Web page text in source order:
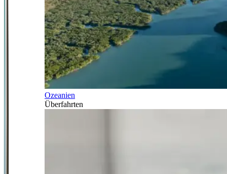
Ozeanien
Überfahrten